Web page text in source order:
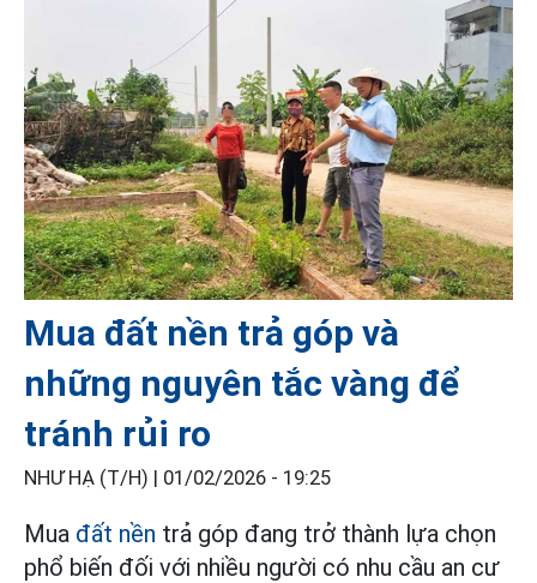
Mua đất nền trả góp và
những nguyên tắc vàng để
tránh rủi ro
NHƯ HẠ (T/H) | 01/02/2026 - 19:25
Mua đất nền trả góp đang trở thành lựa chọn
phổ biến đối với nhiều người có nhu cầu an cư